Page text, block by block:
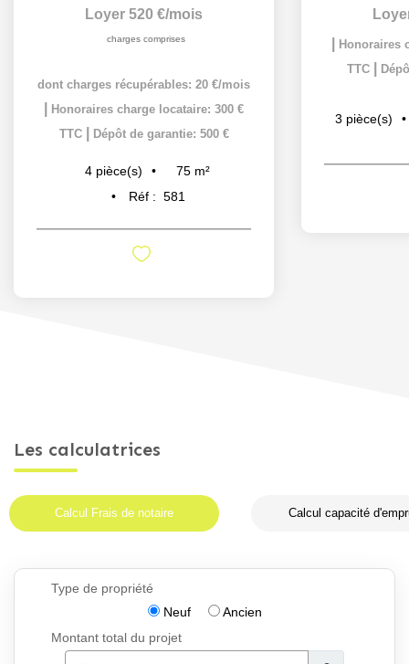
Loyer 520 €/mois
charges comprises
dont charges récupérables: 20 €/mois
Honoraires charge locataire: 300 €
TTC
Dépôt de garantie: 500 €
4 pièce(s) 75 m²
Réf : 581
Honoraires
TTC
3 pièce(s)
Les calculatrices
Calcul Frais de notaire Calcul capacité